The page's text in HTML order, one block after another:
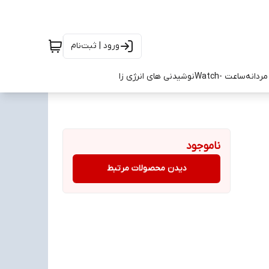
ورود | ثبت‌نام
ساعت -Watch نوشیدنی های انرژی زا
ناموجود
دیدن محصولات مرتبط